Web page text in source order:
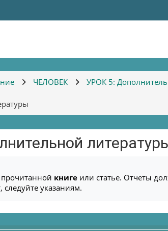
ЧЕЛОВЕК УРОК 5:
книге или статье. Отчеты
следуйте указаниям.